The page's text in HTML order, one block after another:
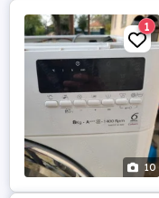
10
1